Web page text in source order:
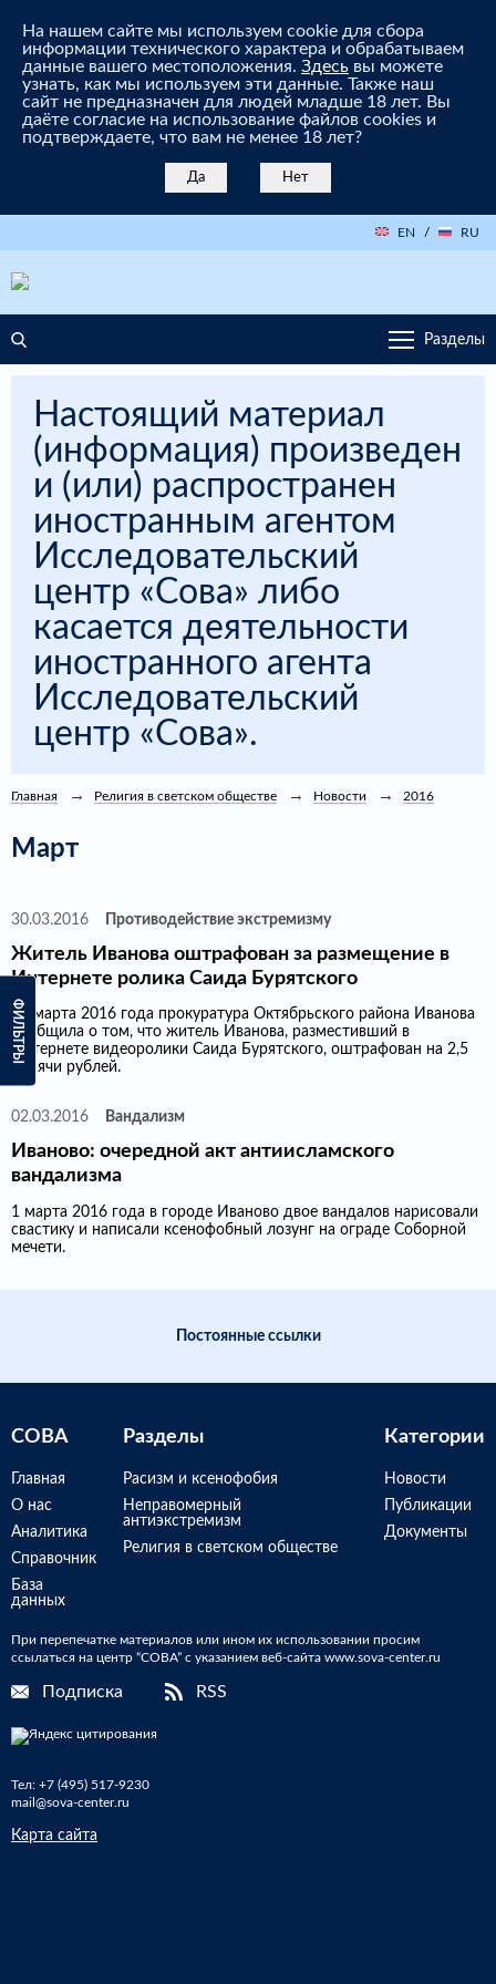
На нашем сайте мы используем cookie для сбора
информации технического характера и обрабатываем
данные вашего местоположения. Здесь вы можете
узнать, как мы используем эти данные. Также наш
сайт не предназначен для людей младше 18 лет. Вы
даёте согласие на использование файлов cookies и
подтверждаете, что вам не менее 18 лет?
Да Нет
EN / RU
Разделы
Настоящий материал
(информация) произведен
и (или) распространен
иностранным агентом
Исследовательский
центр «Сова» либо
касается деятельности
иностранного агента
Исследовательский
центр «Сова».
ФИЛЬТРЫ
Главная Религия в светском обществе Новости 2016
Март
30.03.2016 Противодействие экстремизму
Житель Иванова оштрафован за размещение в
Интернете ролика Саида Бурятского
28 марта 2016 года прокуратура Октябрьского района Иванова
сообщила о том, что житель Иванова, разместивший в
Интернете видеоролики Саида Бурятского, оштрафован на 2,5
тысячи рублей.
02.03.2016 Вандализм
Иваново: очередной акт антиисламского
вандализма
1 марта 2016 года в городе Иваново двое вандалов нарисовали
свастику и написали ксенофобный лозунг на ограде Соборной
мечети.
Постоянные ссылки
СОВА
Главная
О нас
Аналитика
Справочник
База
данных
Разделы
Расизм и ксенофобия
Неправомерный
антиэкстремизм
Религия в светском обществе
Категории
Новости
Публикации
Документы
При перепечатке материалов или ином их использовании просим
ссылаться на центр “СОВА” с указанием веб-сайта www.sova-center.ru
Подписка RSS
Тел: +7 (495) 517-9230
mail@sova-center.ru
Карта сайта